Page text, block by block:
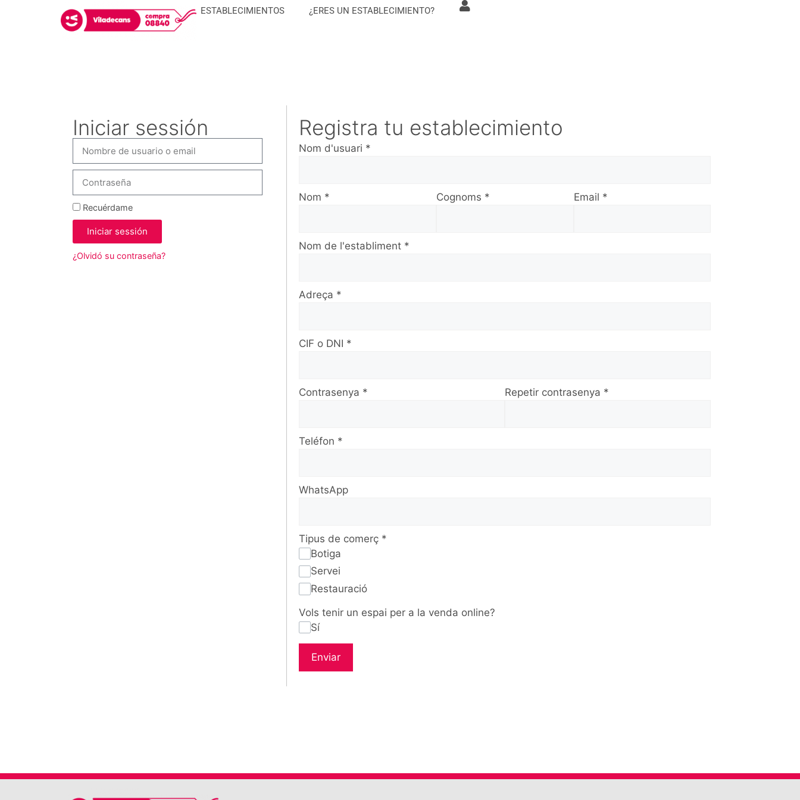
ESTABLECIMIENTOS ¿ERES UN ESTABLECIMIENTO?
Iniciar sessión
Recuérdame
Iniciar sessión
¿Olvidó su contraseña?
Registra tu establecimiento
Nom d'usuari *
Nom * Cognoms * Email *
Nom de l'establiment *
Adreça *
CIF o DNI *
Contrasenya * Repetir contrasenya *
Teléfon *
WhatsApp
Tipus de comerç *
Botiga
Servei
Restauració
Vols tenir un espai per a la venda online?
Sí
Enviar